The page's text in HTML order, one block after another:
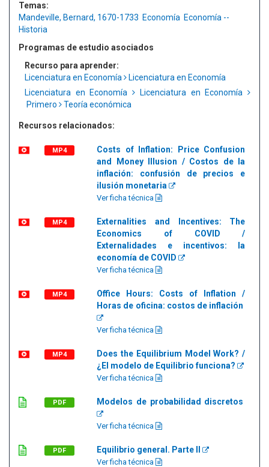
Temas:
Mandeville, Bernard, 1670-1733 Economía Economía --
Historia
Programas de estudio asociados
Recurso para aprender:
Licenciatura en Economía
Licenciatura en Economía
Licenciatura en Economía
Licenciatura en Economía
Primero
Teoría económica
Recursos relacionados:
MP4
Costs of Inflation: Price Confusion
and Money Illusion / Costos de la
inflación: confusión de precios e
ilusión monetaria
Ver ficha técnica
MP4
Externalities and Incentives: The
Economics of COVID /
Externalidades e incentivos: la
economía de COVID
Ver ficha técnica
MP4
Office Hours: Costs of Inflation /
Horas de oficina: costos de inflación
Ver ficha técnica
MP4
Does the Equilibrium Model Work? /
¿El modelo de Equilibrio funciona?
Ver ficha técnica
PDF Modelos de probabilidad discretos
Ver ficha técnica
PDF Equilibrio general. Parte II
Ver ficha técnica